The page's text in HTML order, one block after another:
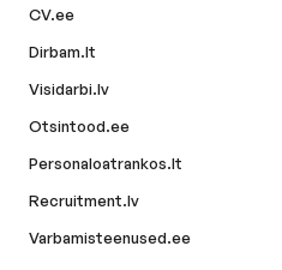
CV.ee
Dirbam.lt
Visidarbi.lv
Otsintood.ee
Personaloatrankos.lt
Recruitment.lv
Varbamisteenused.ee